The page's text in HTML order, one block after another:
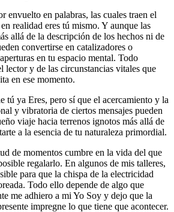
envuelto en palabras, las cuales traen el
realidad eres tú mismo. Y aunque las
allá de la descripción de los hechos ni de
convertirse en catalizadores o
en tu espacio mental. Todo
lector y de las circunstancias vitales que
en ese momento.
tú ya Eres, pero sí que el acercamiento y la
y vibratoria de ciertos mensajes pueden
viaje hacia terrenos ignotos más allá de
a la esencia de tu naturaleza primordial.
de momentos cumbre en la vida del que
regalarlo. En algunos de mis talleres,
para que la chispa de la electricidad
Todo ello depende de algo que
me adhiero a mi Yo Soy y dejo que la
impregne lo que tiene que acontecer.